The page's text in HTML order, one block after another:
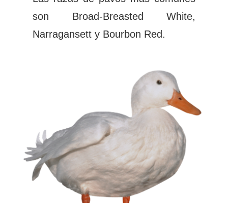
son Broad-Breasted White,
Narragansett y Bourbon Red.